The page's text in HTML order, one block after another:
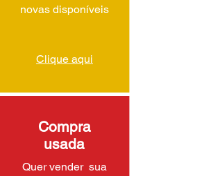
novas disponíveis
Clique aqui
Compra
usada
Quer vender sua